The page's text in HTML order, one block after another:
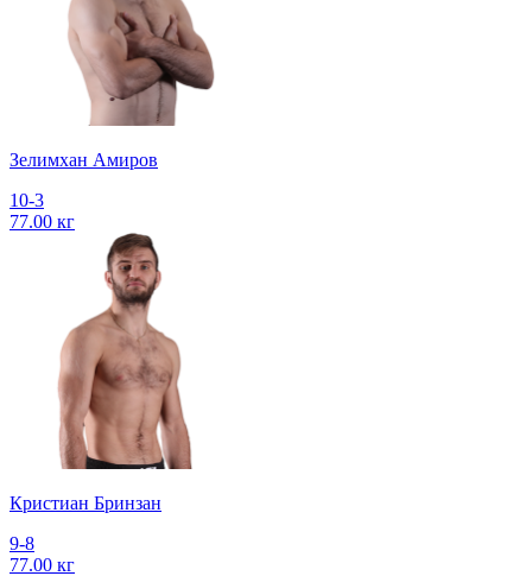
Зелимхан Амиров
10-3
77.00 кг
Кристиан Бринзан
9-8
77.00 кг